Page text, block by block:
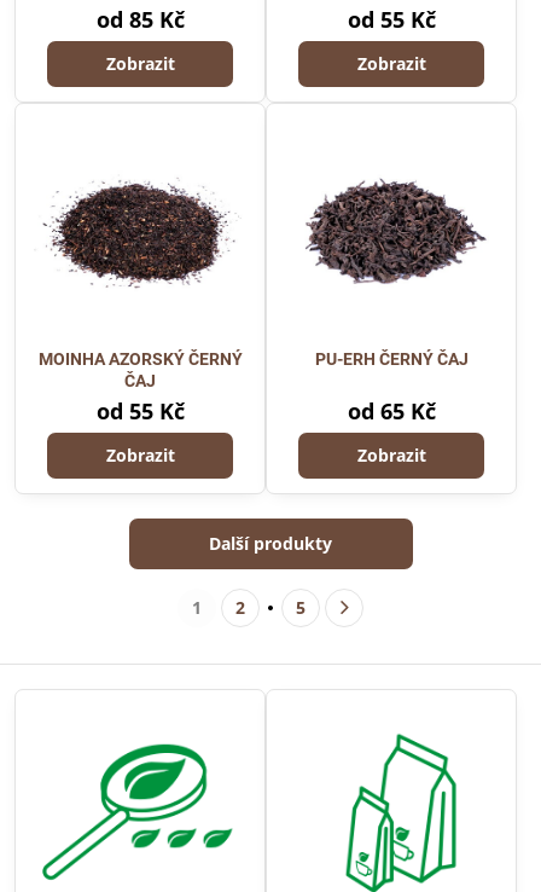
od 85 Kč
Zobrazit
od 55 Kč
Zobrazit
MOINHA AZORSKÝ ČERNÝ
ČAJ
od 55 Kč
Zobrazit
PU-ERH ČERNÝ ČAJ
od 65 Kč
Zobrazit
Další produkty
1 2 5